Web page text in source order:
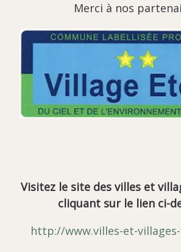
Merci à nos
Visitez le site des villes et
cliquant sur le lien ci-
http://www.villes-et-